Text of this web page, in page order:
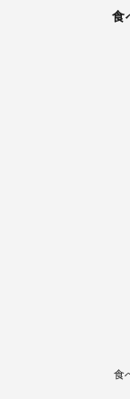
食
食